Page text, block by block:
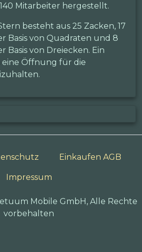
Mitarbeiter hergestellt.
besteht aus 25 Zacken, 17
Basis von Quadraten und 8
Basis von Dreiecken. Ein
Öffnung für die
Einkaufen AGB
Impressum
Mobile GmbH, Alle Rechte
vorbehalten